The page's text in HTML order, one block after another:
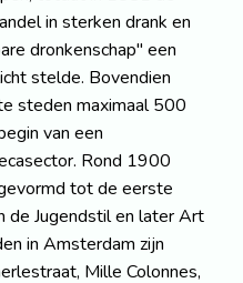
in sterken drank en
dronkenschap" een
stelde. Bovendien
steden maximaal 500
van een
Rond 1900
tot de eerste
de Jugendstil en later Art
in Amsterdam zijn
Mille Colonnes,